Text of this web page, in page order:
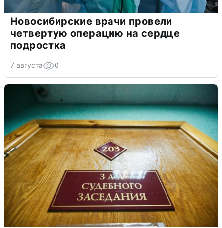
Новосибирские врачи провели
четвертую операцию на сердце
подростка
7 августа 0